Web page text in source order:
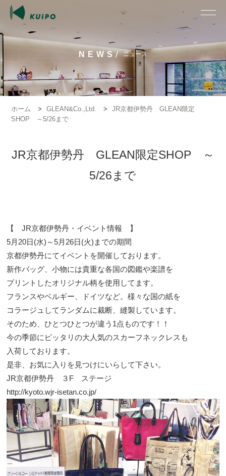
NEWS/ ニュース
ホーム > GLEAN&Co.,Ltd. >
JR京都伊勢丹 GLEAN限定
SHOP ～5/26まで
JR京都伊勢丹 GLEAN限定SHOP ～
5/26まで
【 JR京都伊勢丹・イベント情報 】
5月20日(水)～5月26日(火)までの期間
京都伊勢丹にてイベントを開催しております。
新作バッグ、小物には貴重な各国の図鑑や楽譜を
プリントしたオリジナル柄を使用してます。
フランスやベルギー、ドイツなど。様々な国の紙を
コラージュしてランダムに裁断、縫製しています。
そのため、ひとつひとつが違う1点ものです！！
今の季節にピッタリの大人気のスカーフネックレスも
入荷しております。
是非、お気に入りを見つけにいらして下さい。
JR京都伊勢丹 ３F ステージ
http://kyoto.wjr-isetan.co.jp/